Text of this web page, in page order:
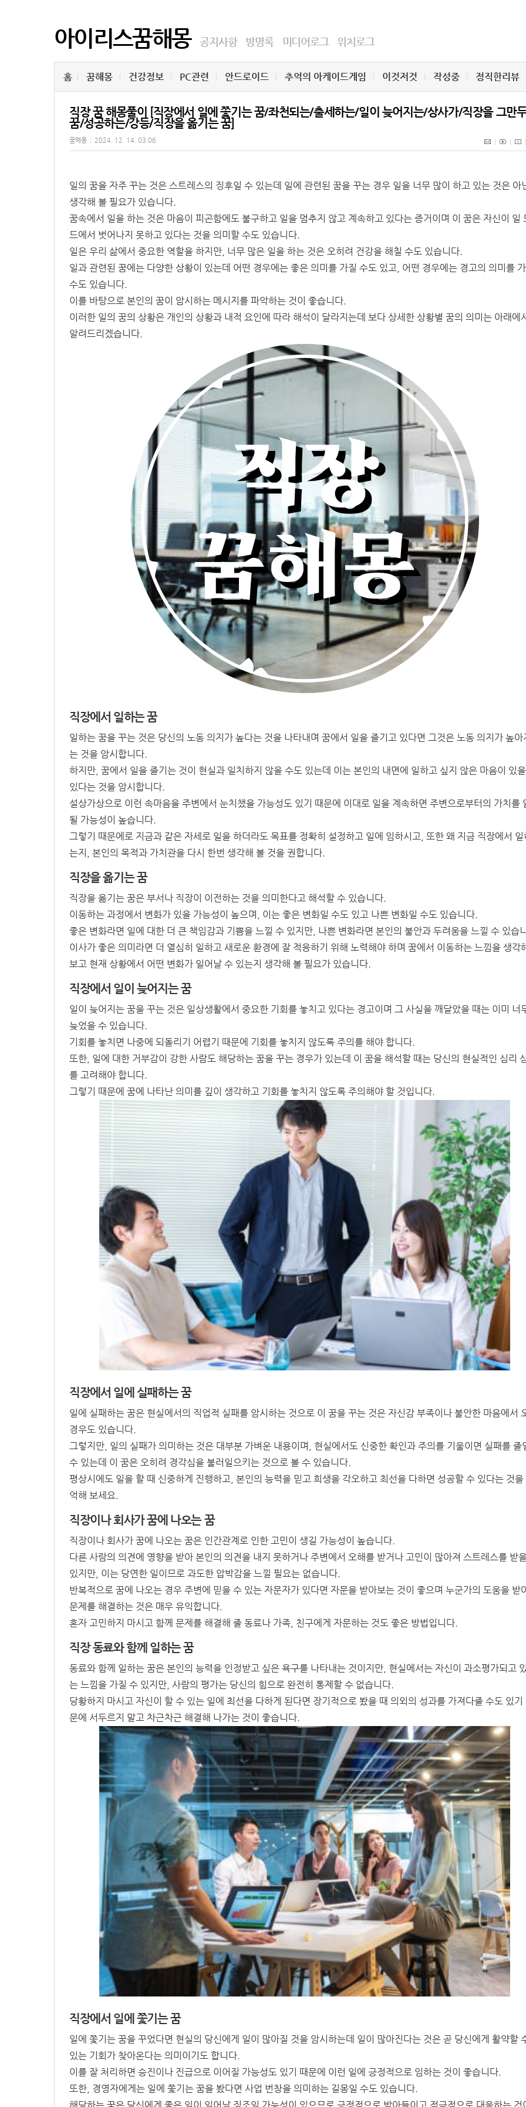
아이리스꿈해몽 공지사항 방명록 미디어로그 위치로그
홈 꿈해몽 건강정보 PC관련 안드로이드 추억의 아케이드게임 이것저것 작성중 정직한리뷰
직장 꿈 해몽풀이 [직장에서 일에 쫓기는 꿈/좌천되는/출세하는/일이 늦어지는/상사가/직장을 그만
꿈/성공하는/강등/직장을 옮기는 꿈]
꿈해몽 2024. 12. 14. 03:06
일의 꿈을 자주 꾸는 것은 스트레스의 징후일 수 있는데 일에 관련된 꿈을 꾸는 경우 일을 너무 많이 하고 있는 것은 아
생각해 볼 필요가 있습니다.
꿈속에서 일을 하는 것은 마음이 피곤함에도 불구하고 일을 멈추지 않고 계속하고 있다는 증거이며 이 꿈은 자신이 일
드에서 벗어나지 못하고 있다는 것을 의미할 수도 있습니다.
일은 우리 삶에서 중요한 역할을 하지만, 너무 많은 일을 하는 것은 오히려 건강을 해칠 수도 있습니다.
일과 관련된 꿈에는 다양한 상황이 있는데 어떤 경우에는 좋은 의미를 가질 수도 있고, 어떤 경우에는 경고의 의미를
수도 있습니다.
이를 바탕으로 본인의 꿈이 암시하는 메시지를 파악하는 것이 좋습니다.
이러한 일의 꿈의 상황은 개인의 상황과 내적 요인에 따라 해석이 달라지는데 보다 상세한 상황별 꿈의 의미는 아래에
알려드리겠습니다.
직장에서 일하는 꿈
일하는 꿈을 꾸는 것은 당신의 노동 의지가 높다는 것을 나타내며 꿈에서 일을 즐기고 있다면 그것은 노동 의지가 높아
는 것을 암시합니다.
하지만, 꿈에서 일을 즐기는 것이 현실과 일치하지 않을 수도 있는데 이는 본인의 내면에 일하고 싶지 않은 마음이 있
있다는 것을 암시합니다.
설상가상으로 이런 속마음을 주변에서 눈치챘을 가능성도 있기 때문에 이대로 일을 계속하면 주변으로부터의 가치를
될 가능성이 높습니다.
그렇기 때문에로 지금과 같은 자세로 일을 하더라도 목표를 정확히 설정하고 일에 임하시고, 또한 왜 지금 직장에서 일
는지, 본인의 목적과 가치관을 다시 한번 생각해 볼 것을 권합니다.
직장을 옮기는 꿈
직장을 옮기는 꿈은 부서나 직장이 이전하는 것을 의미한다고 해석할 수 있습니다.
이동하는 과정에서 변화가 있을 가능성이 높으며, 이는 좋은 변화일 수도 있고 나쁜 변화일 수도 있습니다.
좋은 변화라면 일에 대한 더 큰 책임감과 기쁨을 느낄 수 있지만, 나쁜 변화라면 본인의 불안과 두려움을 느낄 수 있습
이사가 좋은 의미라면 더 열심히 일하고 새로운 환경에 잘 적응하기 위해 노력해야 하며 꿈에서 이동하는 느낌을 생각
보고 현재 상황에서 어떤 변화가 일어날 수 있는지 생각해 볼 필요가 있습니다.
직장에서 일이 늦어지는 꿈
일이 늦어지는 꿈을 꾸는 것은 일상생활에서 중요한 기회를 놓치고 있다는 경고이며 그 사실을 깨달았을 때는 이미 너
늦었을 수 있습니다.
기회를 놓치면 나중에 되돌리기 어렵기 때문에 기회를 놓치지 않도록 주의를 해야 합니다.
또한, 일에 대한 거부감이 강한 사람도 해당하는 꿈을 꾸는 경우가 있는데 이 꿈을 해석할 때는 당신의 현실적인 심리
를 고려해야 합니다.
그렇기 때문에 꿈에 나타난 의미를 깊이 생각하고 기회를 놓치지 않도록 주의해야 할 것입니다.
직장에서 일에 실패하는 꿈
일에 실패하는 꿈은 현실에서의 직업적 실패를 암시하는 것으로 이 꿈을 꾸는 것은 자신감 부족이나 불안한 마음에서
경우도 있습니다.
그렇지만, 일의 실패가 의미하는 것은 대부분 가벼운 내용이며, 현실에서도 신중한 확인과 주의를 기울이면 실패를 줄
수 있는데 이 꿈은 오히려 경각심을 불러일으키는 것으로 볼 수 있습니다.
평상시에도 일을 할 때 신중하게 진행하고, 본인의 능력을 믿고 희생을 각오하고 최선을 다하면 성공할 수 있다는 것을
억해 보세요.
직장이나 회사가 꿈에 나오는 꿈
직장이나 회사가 꿈에 나오는 꿈은 인간관계로 인한 고민이 생길 가능성이 높습니다.
다른 사람의 의견에 영향을 받아 본인의 의견을 내지 못하거나 주변에서 오해를 받거나 고민이 많아져 스트레스를 받
있지만, 이는 당연한 일이므로 과도한 압박감을 느낄 필요는 없습니다.
반복적으로 꿈에 나오는 경우 주변에 믿을 수 있는 자문자가 있다면 자문을 받아보는 것이 좋으며 누군가의 도움을 받
문제를 해결하는 것은 매우 유익합니다.
혼자 고민하지 마시고 함께 문제를 해결해 줄 동료나 가족, 친구에게 자문하는 것도 좋은 방법입니다.
직장 동료와 함께 일하는 꿈
동료와 함께 일하는 꿈은 본인의 능력을 인정받고 싶은 욕구를 나타내는 것이지만, 현실에서는 자신이 과소평가되고
는 느낌을 가질 수 있지만, 사람의 평가는 당신의 힘으로 완전히 통제할 수 없습니다.
당황하지 마시고 자신이 할 수 있는 일에 최선을 다하게 된다면 장기적으로 봤을 때 의외의 성과를 가져다줄 수도 있기
문에 서두르지 말고 차근차근 해결해 나가는 것이 좋습니다.
직장에서 일에 쫓기는 꿈
일에 쫓기는 꿈을 꾸었다면 현실의 당신에게 일이 많아질 것을 암시하는데 일이 많아진다는 것은 곧 당신에게 활약할
있는 기회가 찾아온다는 의미이기도 합니다.
이를 잘 처리하면 승진이나 진급으로 이어질 가능성도 있기 때문에 이런 일에 긍정적으로 임하는 것이 좋습니다.
또한, 경영자에게는 일에 쫓기는 꿈을 봤다면 사업 번창을 의미하는 길몽일 수도 있습니다.